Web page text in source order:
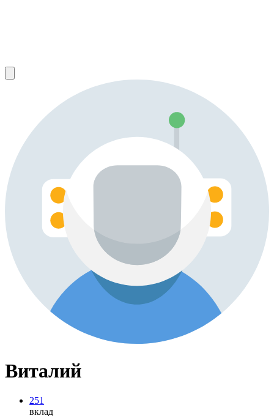
Виталий
251
вклад